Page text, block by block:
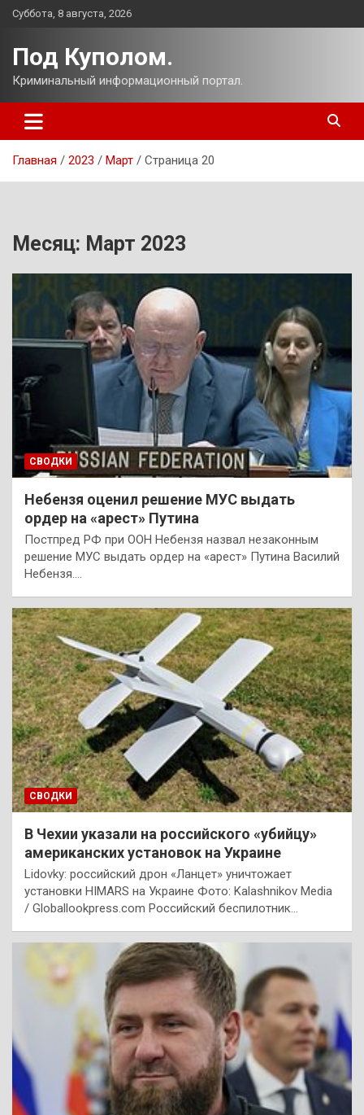
Перейти
Суббота, 8 августа, 2026
Под Куполом.
Криминальный информационный портал.
Главная 2023 Март Страница 20
Месяц: Март 2023
СВОДКИ
Небензя оценил решение МУС выдать
ордер на «арест» Путина
Постпред РФ при ООН Небензя назвал незаконным
решение МУС выдать ордер на «арест» Путина Василий
Небензя.…
СВОДКИ
В Чехии указали на российского «убийцу»
американских установок на Украине
Lidovky: российский дрон «Ланцет» уничтожает
установки HIMARS на Украине Фото: Kalashnikov Media
/ Globallookpress.com Российский беспилотник…